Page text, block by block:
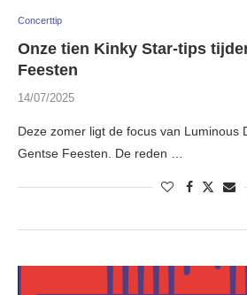
Concerttip
Onze tien Kinky Star-tips
Feesten
14/07/2025
Deze zomer ligt de focus van Luminous
Gentse Feesten. De reden …